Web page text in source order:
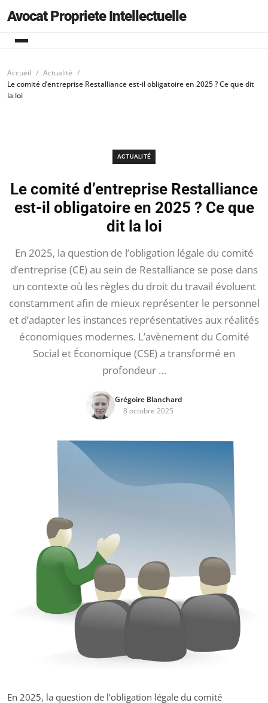
Avocat Propriete Intellectuelle
Accueil
Actualité
Le comité d’entreprise Restalliance est-il obligatoire en 2025 ? Ce que dit
la loi
ACTUALITÉ
Le comité d’entreprise Restalliance
est-il obligatoire en 2025 ? Ce que
dit la loi
En 2025, la question de l’obligation légale du comité
d’entreprise (CE) au sein de Restalliance se pose dans
un contexte où les règles du droit du travail évoluent
constamment afin de mieux représenter le personnel
et d’adapter les instances représentatives aux réalités
économiques modernes. L’avènement du Comité
Social et Économique (CSE) a transformé en
profondeur …
Grégoire Blanchard
8 octobre 2025
En 2025, la question de l’obligation légale du comité